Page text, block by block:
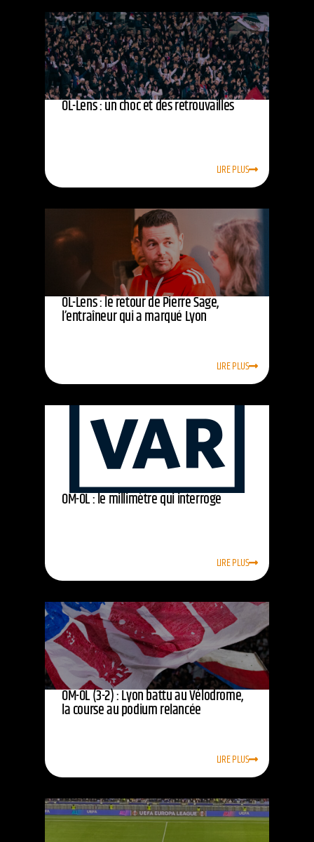
OL-Lens : un choc et des retrouvailles
LIRE PLUS
OL-Lens : le retour de Pierre Sage,
l’entraîneur qui a marqué Lyon
LIRE PLUS
OM-OL : le millimètre qui interroge
LIRE PLUS
OM-OL (3-2) : Lyon battu au Vélodrome,
la course au podium relancée
LIRE PLUS